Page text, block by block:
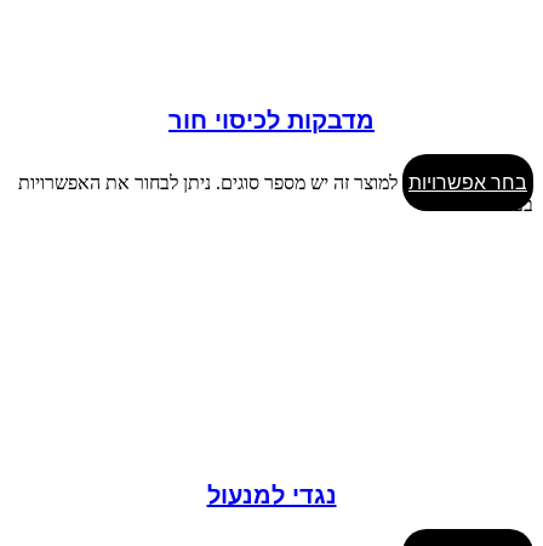
מדבקות לכיסוי חור
בחר אפשרויות למוצר זה יש מספר סוגים. ניתן לבחור את האפשרויות
בעמוד המוצר
נגדי למנעול